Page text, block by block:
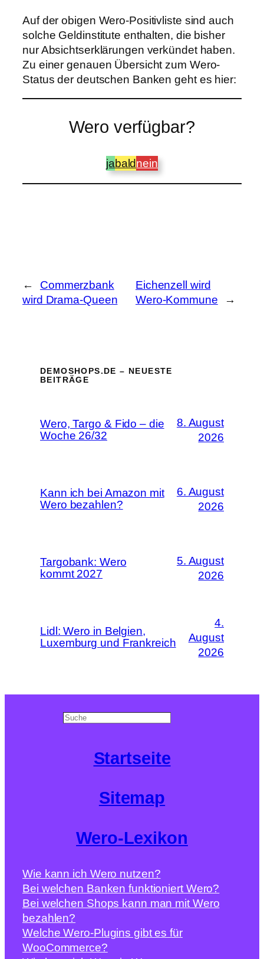
Auf der obigen Wero-Positivliste sind auch
solche Geldinstitute enthalten, die bisher
nur Absichtserklärungen verkündet haben.
Zu einer genauen Übersicht zum Wero-
Status der deutschen Banken geht es hier:
Wero verfügbar?
jabaldnein
←
Commerzbank
wird Drama-Queen
Eichenzell wird
Wero-Kommune
→
DEMOSHOPS.DE – NEUESTE
BEITRÄGE
Wero, Targo & Fido – die
Woche 26/32
8. August
2026
Kann ich bei Amazon mit
Wero bezahlen?
6. August
2026
Targobank: Wero
kommt 2027
5. August
2026
Lidl: Wero in Belgien,
Luxemburg und Frankreich
4.
August
2026
Search
Startseite
Sitemap
Wero-Lexikon
Wie kann ich Wero nutzen?
Bei welchen Banken funktioniert Wero?
Bei welchen Shops kann man mit Wero
bezahlen?
Welche Wero-Plugins gibt es für
WooCommerce?